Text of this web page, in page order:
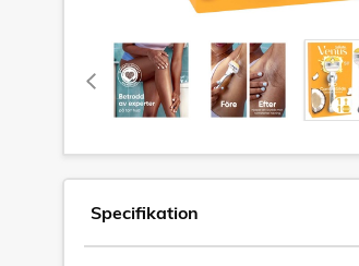
Specifikation